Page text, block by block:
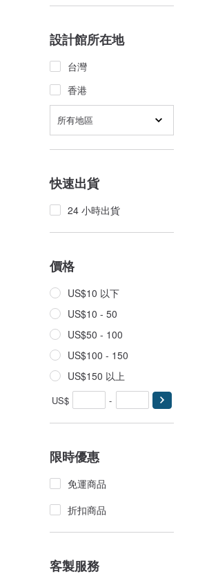
設計館所在地
台灣
香港
所有地區
快速出貨
24 小時出貨
價格
US$10 以下
US$10 - 50
US$50 - 100
US$100 - 150
US$150 以上
US$ -
限時優惠
免運商品
折扣商品
客製服務